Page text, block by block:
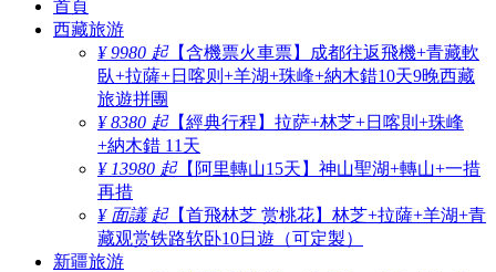
首頁
西藏旅游
¥ 9980 起【含機票火車票】成都往返飛機+青藏軟
臥+拉薩+日喀则+羊湖+珠峰+納木錯10天9晚西藏
旅遊拼團
¥ 8380 起【經典行程】拉萨+林芝+日喀則+珠峰
+納木錯 11天
¥ 13980 起【阿里轉山15天】神山聖湖+轉山+一措
再措
¥ 面議 起【首飛林芝 赏桃花】林芝+拉薩+羊湖+青
藏观赏铁路软卧10日遊（可定製）
新疆旅游